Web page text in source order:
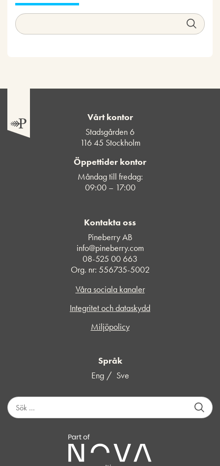
Vårt kontor
Stadsgården 6
116 45 Stockholm
Öppettider kontor
Måndag till fredag:
09:00 – 17:00
Kontakta oss
Pineberry AB
info@pineberry.com
08-525 00 663
Org. nr: 556735-5002
Våra sociala kanaler
Integritet och dataskydd
Miljöpolicy
Språk
Eng
Sve
S
ö
k